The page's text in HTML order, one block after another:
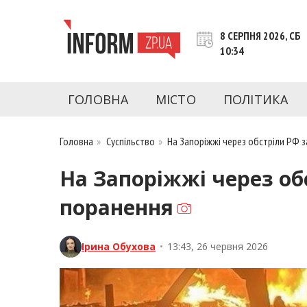
INFORM.ZP.UA – це інформаційний
Запоріжжя та Запорізької області на день.
8 СЕРПНЯ 2026, СБ
10:34
ГОЛОВНА МІСТО ПОЛІТИКА
Головна » Суспільство »На Запоріжжі через обстріли РФ
На Запоріжжі через
поранення
Ірина Обухова • 13:43, 26 червня 2026